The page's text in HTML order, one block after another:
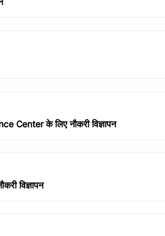
के लिए नौकरी विज्ञापन
विज्ञापन